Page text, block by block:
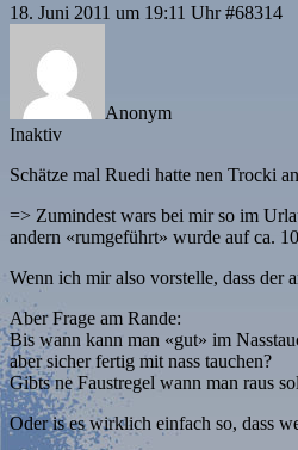
18. Juni 2011 um 19:11 Uhr #68314
Anonym
Inaktiv
Schätze mal Ruedi hatte nen Trocki
=> Zumindest wars bei mir so im
andern «rumgeführt» wurde auf ca.
Wenn ich mir also vorstelle, dass
Aber Frage am Rande:
Bis wann kann man «gut» im
aber sicher fertig mit nass tauchen?
Gibts ne Faustregel wann man raus
Oder is es wirklich einfach so, dass